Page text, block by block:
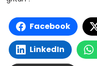
Facebook
LinkedIn